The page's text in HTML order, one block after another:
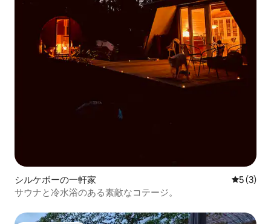
シルケボーの一軒家 レビュー
5 (3)
サウナと冷水浴のある素敵なコテージ。